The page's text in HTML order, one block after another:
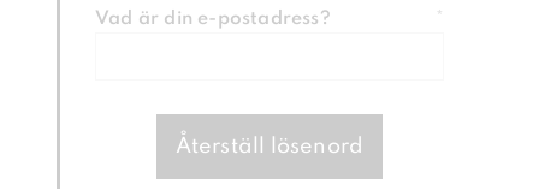
Vad är din e-postadress? *
Återställ lösenord